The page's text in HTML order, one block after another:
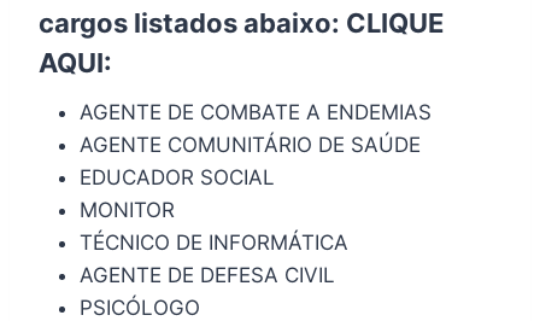
cargos listados abaixo: CLIQUE
AQUI:
AGENTE DE COMBATE A ENDEMIAS
AGENTE COMUNITÁRIO DE SAÚDE
EDUCADOR SOCIAL
MONITOR
TÉCNICO DE INFORMÁTICA
AGENTE DE DEFESA CIVIL
PSICÓLOGO